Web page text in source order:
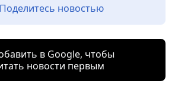
Поделитесь новостью
в Google, чтобы
новости первым